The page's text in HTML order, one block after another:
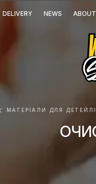
DELIVERY NEWS
МАТЕРІАЛИ ДЛЯ